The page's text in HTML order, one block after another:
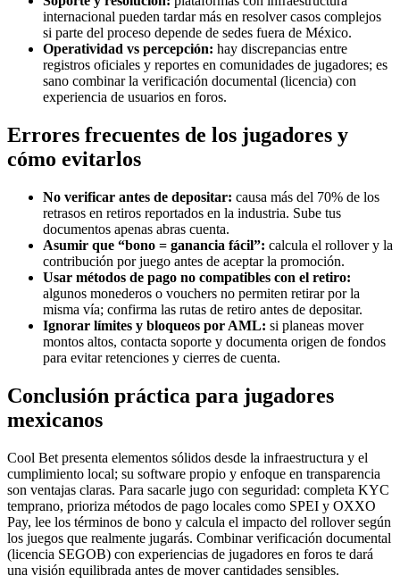
internacional pueden tardar más en resolver casos complejos
si parte del proceso depende de sedes fuera de México.
Operatividad vs percepción: hay discrepancias entre
registros oficiales y reportes en comunidades de jugadores; es
sano combinar la verificación documental (licencia) con
experiencia de usuarios en foros.
Errores frecuentes de los jugadores y
cómo evitarlos
No verificar antes de depositar: causa más del 70% de los
retrasos en retiros reportados en la industria. Sube tus
documentos apenas abras cuenta.
Asumir que “bono = ganancia fácil”: calcula el rollover y la
contribución por juego antes de aceptar la promoción.
Usar métodos de pago no compatibles con el retiro:
algunos monederos o vouchers no permiten retirar por la
misma vía; confirma las rutas de retiro antes de depositar.
Ignorar límites y bloqueos por AML: si planeas mover
montos altos, contacta soporte y documenta origen de fondos
para evitar retenciones y cierres de cuenta.
Conclusión práctica para jugadores
mexicanos
Cool Bet presenta elementos sólidos desde la infraestructura y el
cumplimiento local; su software propio y enfoque en transparencia
son ventajas claras. Para sacarle jugo con seguridad: completa KYC
temprano, prioriza métodos de pago locales como SPEI y OXXO
Pay, lee los términos de bono y calcula el impacto del rollover según
los juegos que realmente jugarás. Combinar verificación documental
(licencia SEGOB) con experiencias de jugadores en foros te dará
una visión equilibrada antes de mover cantidades sensibles.